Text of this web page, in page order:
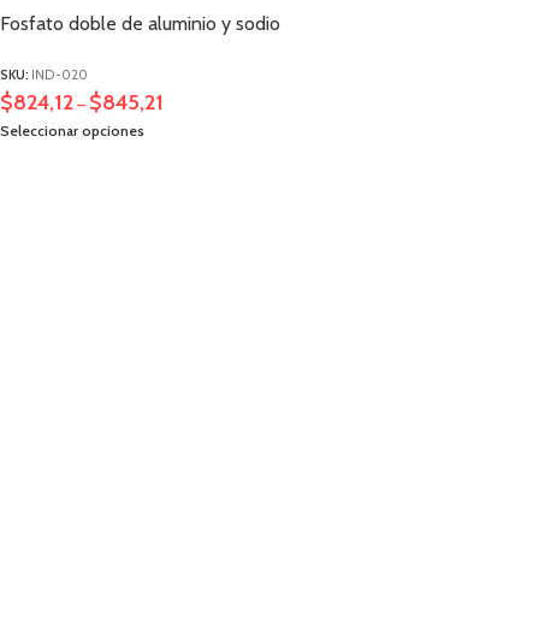
Fosfato doble de aluminio y sodio
SKU: IND-020
$824,12 – $845,21
Seleccionar opciones